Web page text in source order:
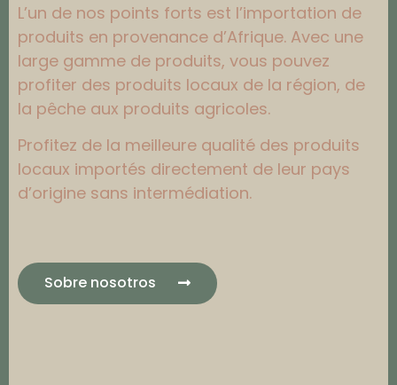
L’un de nos points forts est l’importation de
produits en provenance d’Afrique. Avec une
large gamme de produits, vous pouvez
profiter des produits locaux de la région, de
la pêche aux produits agricoles.
Profitez de la meilleure qualité des produits
locaux importés directement de leur pays
d’origine sans intermédiation.
Sobre nosotros